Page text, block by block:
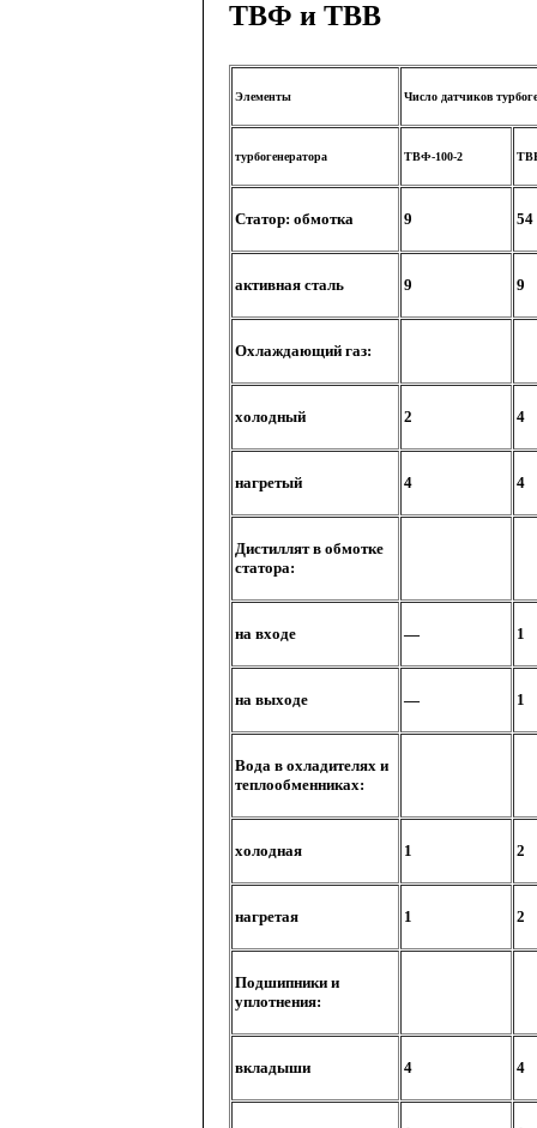
ТВФ и ТВВ
Элементы Число датчиков
турбогенератора ТВФ-100-2
Статор: обмотка 9 54
активная сталь 9 9
Охлаждающий газ:
холодный 2 4
нагретый 4 4
Дистиллят в обмотке
статора:
на входе — 1
на выходе — 1
Вода в охладителях и
теплообменниках:
холодная 1 2
нагретая 1 2
Подшипники и
уплотнения:
вкладыши 4 4